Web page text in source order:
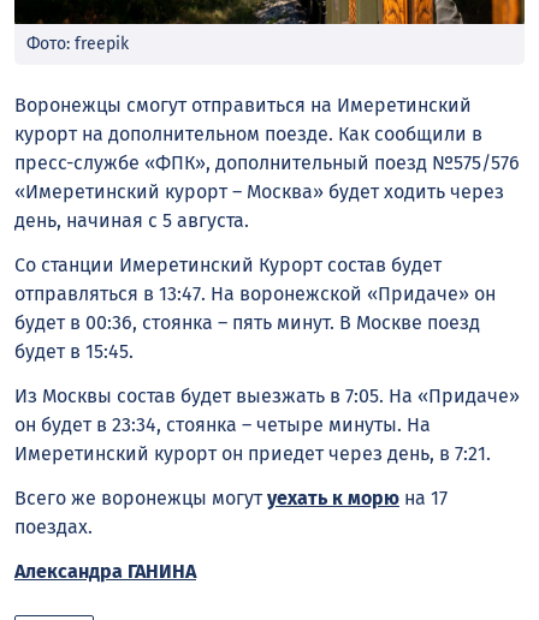
Фото: freepik
Воронежцы смогут отправиться на Имеретинский
курорт на дополнительном поезде. Как сообщили в
пресс-службе «ФПК», дополнительный поезд №575/576
«Имеретинский курорт – Москва» будет ходить через
день, начиная с 5 августа.
Со станции Имеретинский Курорт состав будет
отправляться в 13:47. На воронежской «Придаче» он
будет в 00:36, стоянка – пять минут. В Москве поезд
будет в 15:45.
Из Москвы состав будет выезжать в 7:05. На «Придаче»
он будет в 23:34, стоянка – четыре минуты. На
Имеретинский курорт он приедет через день, в 7:21.
Всего же воронежцы могутуехать к морю на 17
поездах.
Александра ГАНИНА